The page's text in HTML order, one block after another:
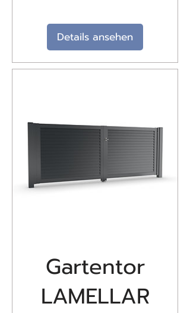
Details ansehen
Gartentor
LAMELLAR